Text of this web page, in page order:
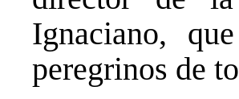
Ignaciano,
peregrinos de